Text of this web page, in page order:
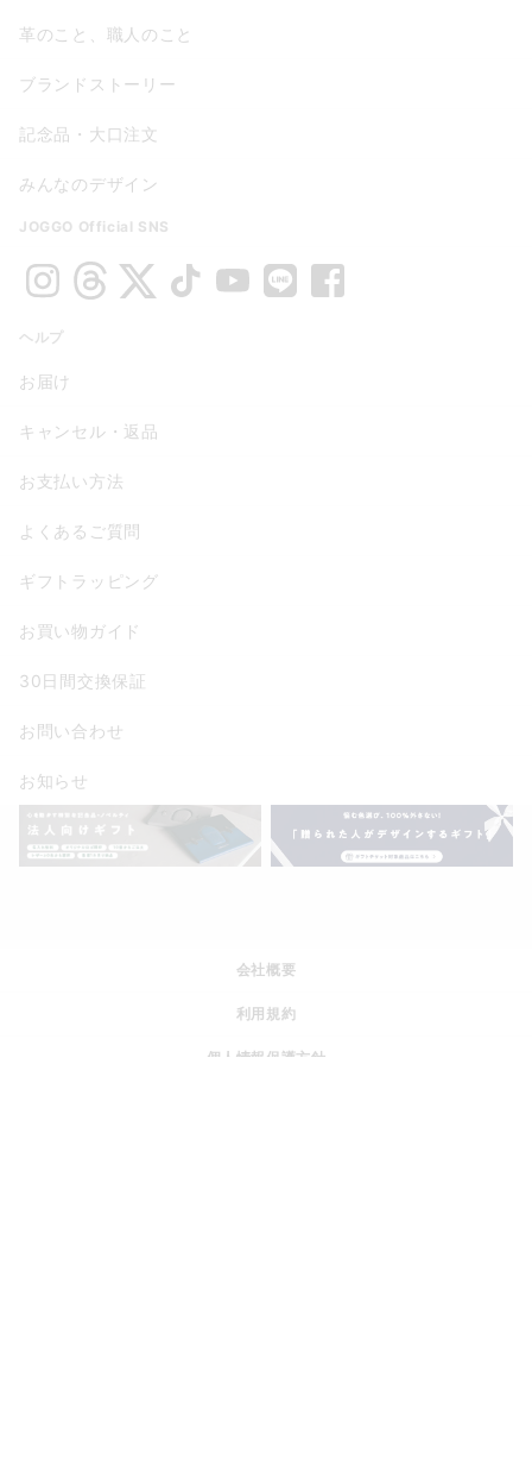
革のこと、職人のこと
ブランドストーリー
記念品・大口注文
みんなのデザイン
JOGGO Official SNS
ヘルプ
お届け
キャンセル・返品
お支払い方法
よくあるご質問
ギフトラッピング
お買い物ガイド
30日間交換保証
お問い合わせ
お知らせ
会社概要
利用規約
個人情報保護方針